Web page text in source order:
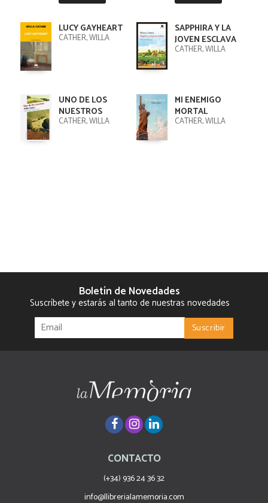
LUCY GAYHEART
CATHER, WILLA
SAPPHIRA Y LA
JOVEN ESCLAVA
CATHER, WILLA
UNO DE LOS
NUESTROS
CATHER, WILLA
MI ENEMIGO
MORTAL
CATHER, WILLA
Boletín de Novedades
Suscríbete y estarás al tanto de nuestras novedades
CONTACTO
(+34) 936 24 36 32
info@llibrerialamemoria.com